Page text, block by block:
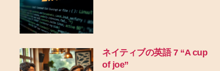
ネイティブの英語 7 “A cup
of joe”